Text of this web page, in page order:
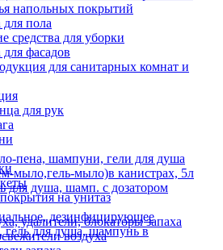
напольных покрытий
пола
для уборки
фасадов
для санитарных комнат и
для рук
на унитаз
пена, шампуни, гели для душа
мыло,гель-мыло)в канистрах, 5л
для душа, шамп. с дозатором
дезинфицирующее
для душа, шампунь в
удалители, блокаторы запаха
воздуха